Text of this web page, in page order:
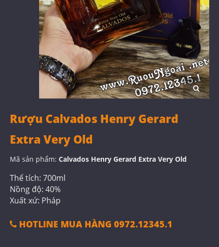
Rượu Calvados Henry Gerard
Extra Very Old
Mã sản phẩm: Calvados Henry Gerard Extra Very Old
Thể tích: 700ml
Nồng độ: 40%
Xuất xứ: Pháp
HOTLINE MUA HÀNG 0972.12345.1